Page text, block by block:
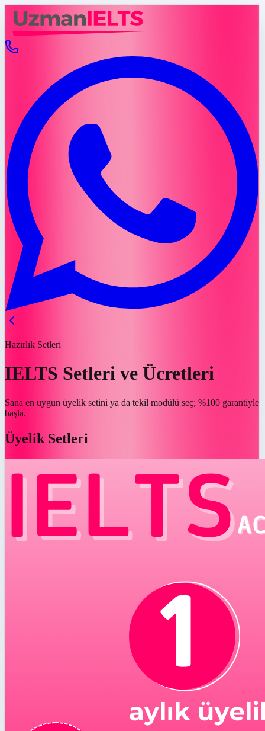
Hazırlık Setleri
IELTS Setleri ve Ücretleri
Sana en uygun üyelik setini ya da tekil modülü seç; %100 garantiyle
başla.
Üyelik Setleri